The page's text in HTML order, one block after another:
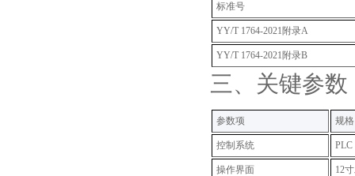
标准号
YY/T 1764-2021 附录A
YY/T 1764-2021 附录B
三、关键参数
‌参数项‌ 规格‌
控制系统 PLC
操作界面 12